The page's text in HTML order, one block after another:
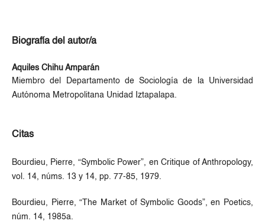
Biografía del autor/a
Aquiles Chihu Amparán
Miembro del Departamento de Sociología de la Universidad
Autónoma Metropolitana Unidad Iztapalapa.
Citas
Bourdieu, Pierre, “Symbolic Power”, en Critique of Anthropology,
vol. 14, núms. 13 y 14, pp. 77-85, 1979.
Bourdieu, Pierre, “The Market of Symbolic Goods”, en Poetics,
núm. 14, 1985a.